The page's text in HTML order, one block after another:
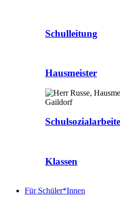
Schulleitung
Hausmeister
Klassen
Für Schüler*Innen